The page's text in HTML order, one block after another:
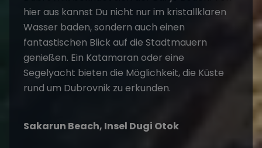
hier aus kannst Du nicht nur im kristallklaren
Wasser baden, sondern auch einen
fantastischen Blick auf die Stadtmauern
genießen. Ein Katamaran oder eine
Segelyacht bieten die Möglichkeit, die Küste
rund um Dubrovnik zu erkunden.
Sakarun Beach, Insel Dugi Otok